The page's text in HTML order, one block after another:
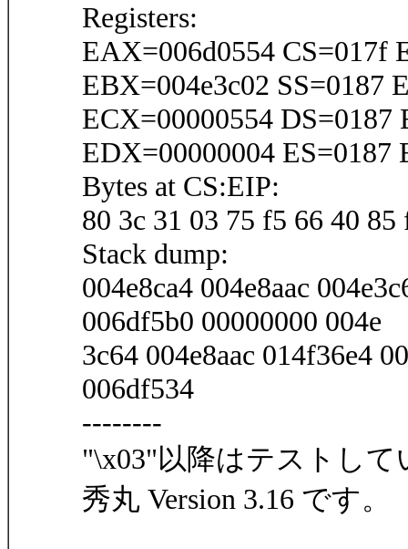
Registers:
EAX=006d0554 CS=017f
EBX=004e3c02 SS=0187
ECX=00000554 DS=0187
EDX=00000004 ES=0187
Bytes at CS:EIP:
80 3c 31 03 75 f5 66 40
Stack dump:
004e8ca4 004e8aac
006df5b0 00000000 004e
3c64 004e8aac 014f36e4
006df534
--------
"\x03"以降はテストして
秀丸 Version 3.16 です。